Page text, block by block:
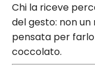
Chi la riceve
del gesto: non
pensata per
coccolato.